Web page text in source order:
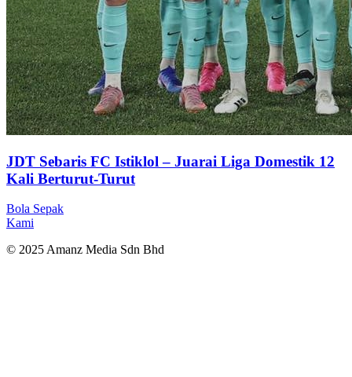
JDT Sebaris FC Istiklol – Juarai Liga Domestik 12
Kali Berturut-Turut
Bola Sepak
Kami
© 2025 Amanz Media Sdn Bhd